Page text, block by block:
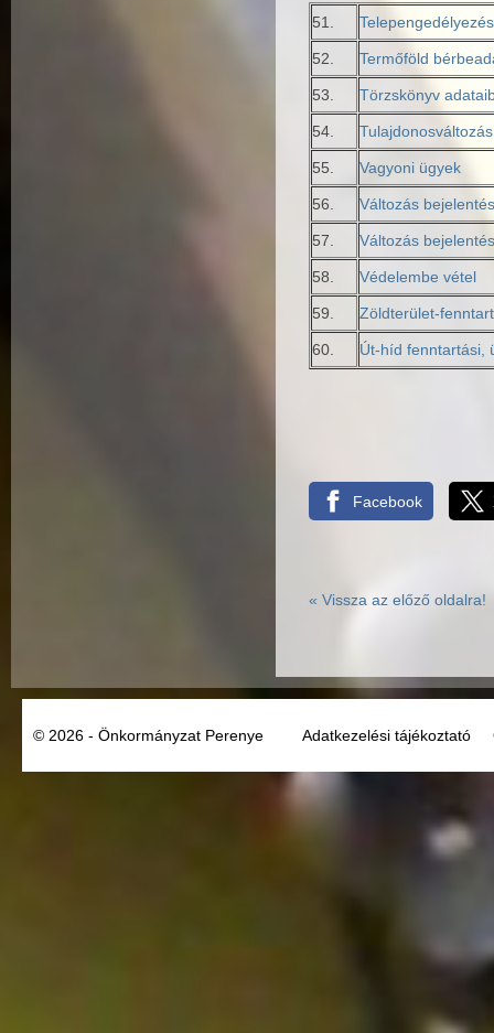
51.
52. Termőföld
53. Törzskönyv
54. Tulajdonosváltozás
55. Vagyoni ügyek
56. Változás
57. Változás
58. Védelembe vétel
59. Zöldterület-
60. Út-híd fenntartási,
Facebook
« Vissza az előző oldalra!
© 2026 - Önkormányzat Perenye Adatkezelési tájékoztató